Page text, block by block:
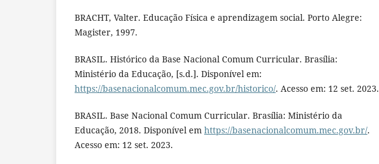
BRACHT, Valter. Educação Física e aprendizagem social. Porto Alegre:
Magister, 1997.
BRASIL. Histórico da Base Nacional Comum Curricular. Brasília:
Ministério da Educação, [s.d.]. Disponível em:
https://basenacionalcomum.mec.gov.br/historico/. Acesso em: 12 set. 2023.
BRASIL. Base Nacional Comum Curricular. Brasília: Ministério da
Educação, 2018. Disponível em https://basenacionalcomum.mec.gov.br/.
Acesso em: 12 set. 2023.